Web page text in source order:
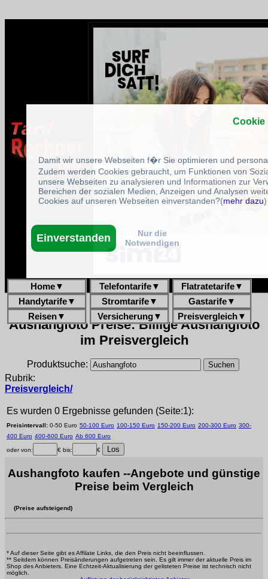
Home▼ Telefontarife▼ Flatratetarife▼
Handytarife▼ Stromtarife▼ Gastarife▼
Reisen▼ Versicherung▼ Preisvergleich▼
Aushangfoto Preise: Billige Aushangfoto
im Preisvergleich
Produktsuche:
Rubrik:
Preisvergleich/
Es wurden 0 Ergebnisse gefunden (Seite:1):
Preisintervall: 0-50 Euro 50-100 Euro 100-150 Euro 150-200 Euro 200-300 Euro 300-
400 Euro 400-600 Euro Ab 600 Euro
oder von: € bis: €
Aushangfoto kaufen --Angebote und günstige
Preise beim Vergleich
(Preise aufsteigend)
* Auf dieser Seite gibt es Affilate Links, die den Preis nicht beeinflussen.
** Seitdem können Preisänderungen aufgetreten sein. Es gilt immer der aktuelle Preis im
Shop des Anbieters. Eine Echtzeit-Aktualisierung der gelisteten Preise ist technisch nicht
möglich.
Cookie
Damit wir unsere Webseiten f�r Sie optimieren und
Zudem werden Cookies gebraucht, um Funktionen von
unsere Webseiten zu analysieren und Informationen zur
Bereichen der sozialen Medien, Anzeigen und Analysen
Cookies auf unseren Webseiten einverstanden?(mehr dazu)
Einverstanden
Nur die
Notwendigen